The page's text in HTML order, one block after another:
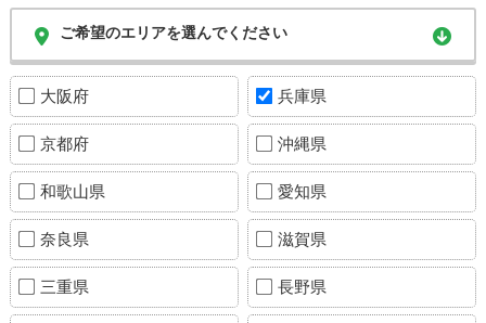
ご希望のエリアを選んでください
大阪府 兵庫県
京都府 沖縄県
和歌山県 愛知県
奈良県 滋賀県
三重県 長野県